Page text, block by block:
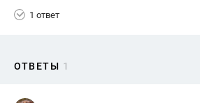
1 ответ
ОТВЕТЫ 1